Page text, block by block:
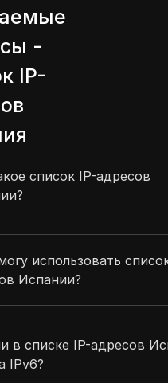
2.59.115.255
-
IP-
список IP-адресов
использовать
Испании?
в списке IP-адресов
IPv6?